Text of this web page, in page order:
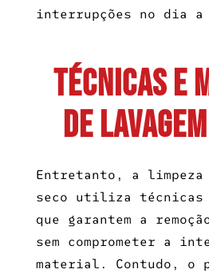
interrupções no dia
Técnicas e
de
Entretanto, a
seco utiliza técnicas
que garantem a
sem comprometer a
material. Contudo, o